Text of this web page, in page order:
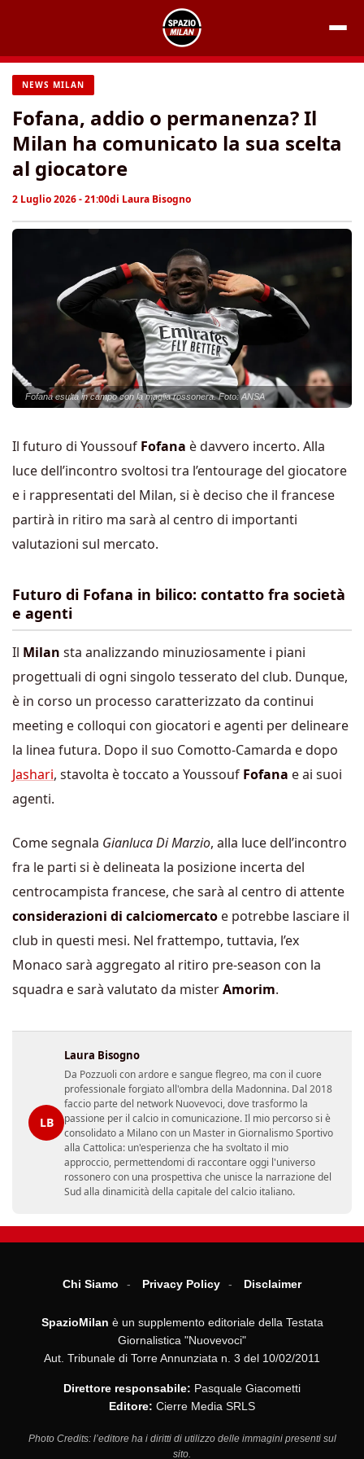
contenuto
NEWS MILAN
Fofana, addio o permanenza? Il
Milan ha comunicato la sua scelta
al giocatore
2 Luglio 2026 - 21:00di Laura Bisogno
Fofana esulta in campo con la maglia rossonera. Foto: ANSA
Il futuro di Youssouf Fofana è davvero incerto. Alla
luce dell’incontro svoltosi tra l’entourage del giocatore
e i rappresentati del Milan, si è deciso che il francese
partirà in ritiro ma sarà al centro di importanti
valutazioni sul mercato.
Futuro di Fofana in bilico: contatto fra società
e agenti
Il Milan sta analizzando minuziosamente i piani
progettuali di ogni singolo tesserato del club. Dunque,
è in corso un processo caratterizzato da continui
meeting e colloqui con giocatori e agenti per delineare
la linea futura. Dopo il suo Comotto-Camarda e dopo
Jashari, stavolta è toccato a Youssouf Fofana e ai suoi
agenti.
Come segnala Gianluca Di Marzio, alla luce dell’incontro
fra le parti si è delineata la posizione incerta del
centrocampista francese, che sarà al centro di attente
considerazioni di calciomercato e potrebbe lasciare il
club in questi mesi. Nel frattempo, tuttavia, l’ex
Monaco sarà aggregato al ritiro pre-season con la
squadra e sarà valutato da misterAmorim.
LB
Laura Bisogno
Da Pozzuoli con ardore e sangue flegreo, ma con il cuore
professionale forgiato all'ombra della Madonnina. Dal 2018
faccio parte del network Nuovevoci, dove trasformo la
passione per il calcio in comunicazione. Il mio percorso si è
consolidato a Milano con un Master in Giornalismo Sportivo
alla Cattolica: un'esperienza che ha svoltato il mio
approccio, permettendomi di raccontare oggi l'universo
rossonero con una prospettiva che unisce la narrazione del
Sud alla dinamicità della capitale del calcio italiano.
Chi Siamo Privacy Policy Disclaimer
SpazioMilan è un supplemento editoriale della Testata
Giornalistica "Nuovevoci"
Aut. Tribunale di Torre Annunziata n. 3 del 10/02/2011
Direttore responsabile: Pasquale Giacometti
Editore: Cierre Media SRLS
Photo Credits: l’editore ha i diritti di utilizzo delle immagini presenti sul
sito.